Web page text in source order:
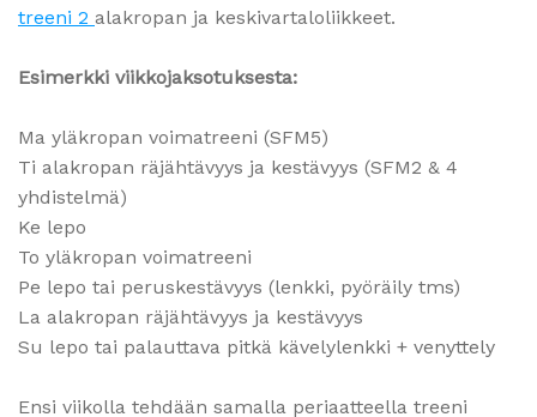
treeni 2 alakropan ja keskivartaloliikkeet.
Esimerkki viikkojaksotuksesta:
Ma yläkropan voimatreeni (SFM5)
Ti alakropan räjähtävyys ja kestävyys (SFM2 & 4
yhdistelmä)
Ke lepo
To yläkropan voimatreeni
Pe lepo tai peruskestävyys (lenkki, pyöräily tms)
La alakropan räjähtävyys ja kestävyys
Su lepo tai palauttava pitkä kävelylenkki + venyttely
Ensi viikolla tehdään samalla periaatteella treeni